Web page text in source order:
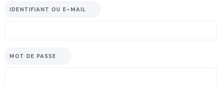
IDENTIFIANT OU E-MAIL
MOT DE PASSE